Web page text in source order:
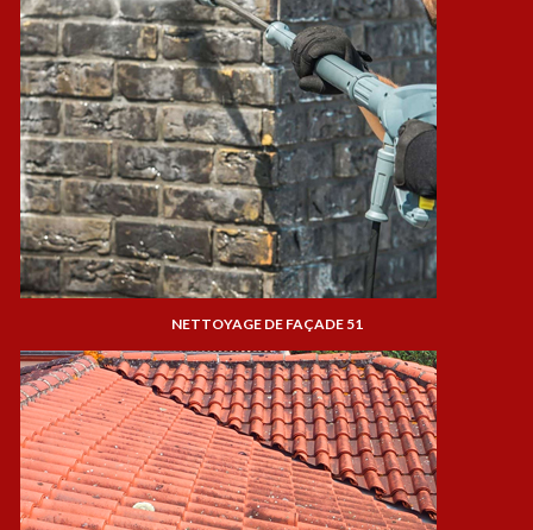
NETTOYAGE DE FAÇADE 51